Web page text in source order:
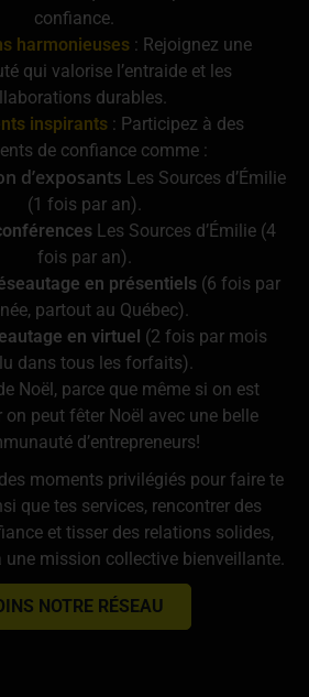
confiance.
harmonieuses : Rejoignez une
qui valorise l’entraide et les
durables.
inspirants : Participez à des
de confiance comme :
d’exposants Les Sources d’Émilie
(1 fois par an).
Les Sources d’Émilie (4
fois par an).
en présentiels(6 fois par
partout au Québec).
en virtuel (2 fois par mois
dans tous les forfaits).
Noël, parce que même si on est
on peut fêter Noël avec une belle
d’entrepreneurs!
moments privilégiés pour faire te
que tes services, rencontrer des
et tisser des relations solides,
mission collective bienveillante.
NOTRE RÉSEAU